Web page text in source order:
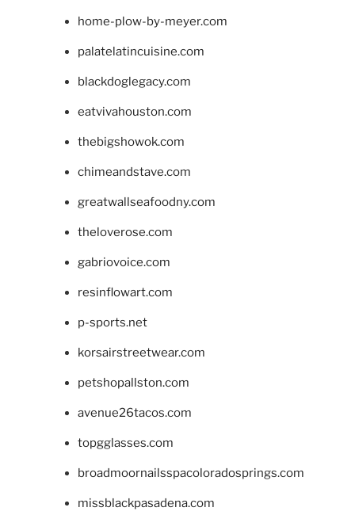
home-plow-by-meyer.com
palatelatincuisine.com
blackdoglegacy.com
eatvivahouston.com
thebigshowok.com
chimeandstave.com
greatwallseafoodny.com
theloverose.com
gabriovoice.com
resinflowart.com
p-sports.net
korsairstreetwear.com
petshopallston.com
avenue26tacos.com
topgglasses.com
broadmoornailsspacoloradosprings.com
missblackpasadena.com